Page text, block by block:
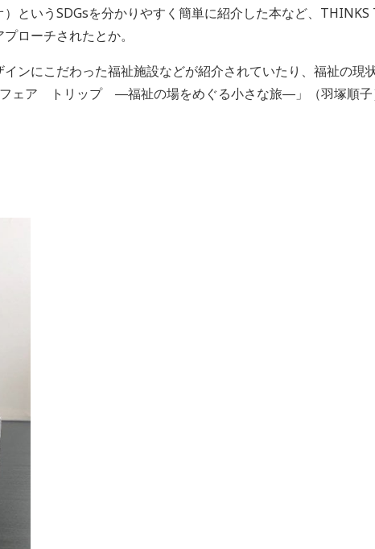
というSDGsを分かりやすく簡単に紹介した本など、THINKS
ローチされたとか。
ンにこだわった福祉施設などが紹介されていたり、福祉の現
フェア トリップ ―福祉の場をめぐる小さな旅―」（羽塚順子